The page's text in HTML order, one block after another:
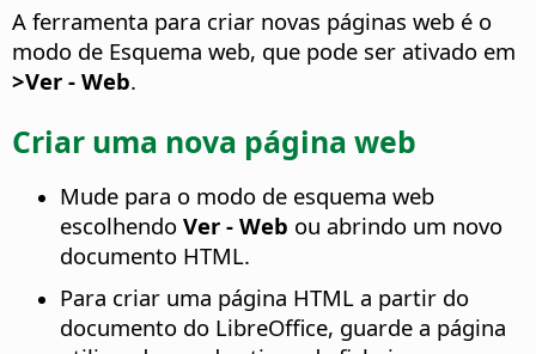
A ferramenta para criar novas páginas web é o
modo de Esquema web, que pode ser ativado em
>Ver - Web.
Criar uma nova página web
Mude para o modo de esquema web
escolhendo Ver - Web ou abrindo um novo
documento HTML.
Para criar uma página HTML a partir do
documento do LibreOffice, guarde a página